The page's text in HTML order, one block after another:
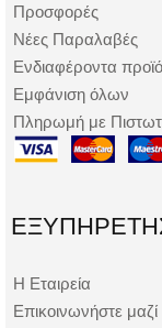
Προσφορές
Νέες Παραλαβές
Ενδιαφέροντα
Εμφάνιση όλων
Πληρωμή με
Η Εταιρεία
Επικοινωνήστε